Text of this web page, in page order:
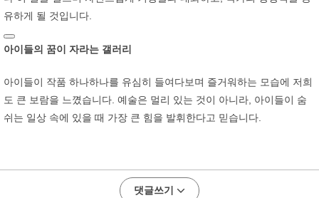
유하게 될 것입니다.
아이들의 꿈이 자라는 갤러리
아이들이 작품 하나하나를 유심히 들여다보며 즐거워하는 모습에 저희
도 큰 보람을 느꼈습니다. 예술은 멀리 있는 것이 아니라, 아이들이 숨
쉬는 일상 속에 있을 때 가장 큰 힘을 발휘한다고 믿습니다.
댓글쓰기